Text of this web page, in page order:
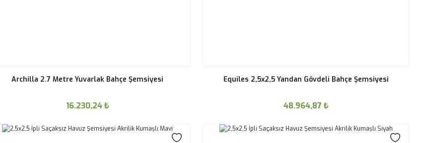
Archilla 2.7 Metre Yuvarlak Bahçe Şemsiyesi
16.230,24₺
Equiles 2,5x2,5 Yandan Gövdeli Bahçe Şemsiyesi
48.964,87 ₺